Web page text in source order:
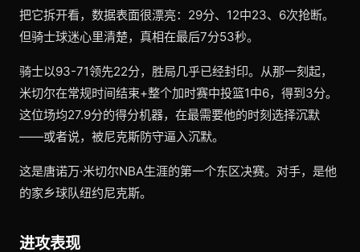
把它拆开看，数据表面很漂亮：29分、12中23、6次抢断。
但骑士球迷心里清楚，真相在最后7分53秒。
骑士以93-71领先22分，胜局几乎已经封印。从那一刻起，
米切尔在常规时间结束+整个加时赛中投篮1中6，得到3分。
这位场均27.9分的得分机器，在最需要他的时刻选择沉默
——或者说，被尼克斯防守逼入沉默。
这是唐诺万·米切尔NBA生涯的第一个东区决赛。对手，是他
的家乡球队纽约尼克斯。
进攻表现